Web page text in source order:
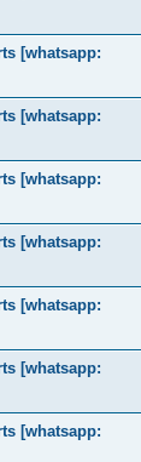
[whatsapp:
[whatsapp:
[whatsapp:
[whatsapp:
[whatsapp:
[whatsapp:
[whatsapp: